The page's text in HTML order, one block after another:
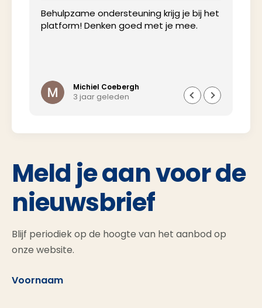
Behulpzame ondersteuning krijg je bij het
platform! Denken goed met je mee.
Michiel Coebergh
3 jaar geleden
Meld je aan voor de
nieuwsbrief
Blijf periodiek op de hoogte van het aanbod op
onze website.
Voornaam